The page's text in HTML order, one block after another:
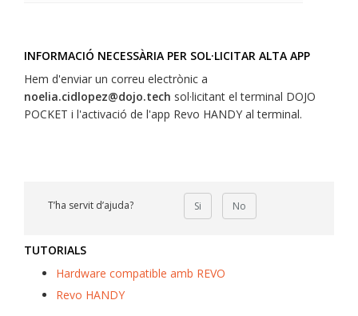
INFORMACIÓ NECESSÀRIA PER SOL·LICITAR ALTA APP
Hem d'enviar un correu electrònic a
noelia.cidlopez@dojo.tech sol·licitant el terminal DOJO
POCKET i l'activació de l'app Revo HANDY al terminal.
T’ha servit d’ajuda? Si No
TUTORIALS
Hardware compatible amb REVO
Revo HANDY